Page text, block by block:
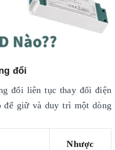
đổi
đổi liên tục thay đổi điện
để giữ và duy trì một dòng
Nhược